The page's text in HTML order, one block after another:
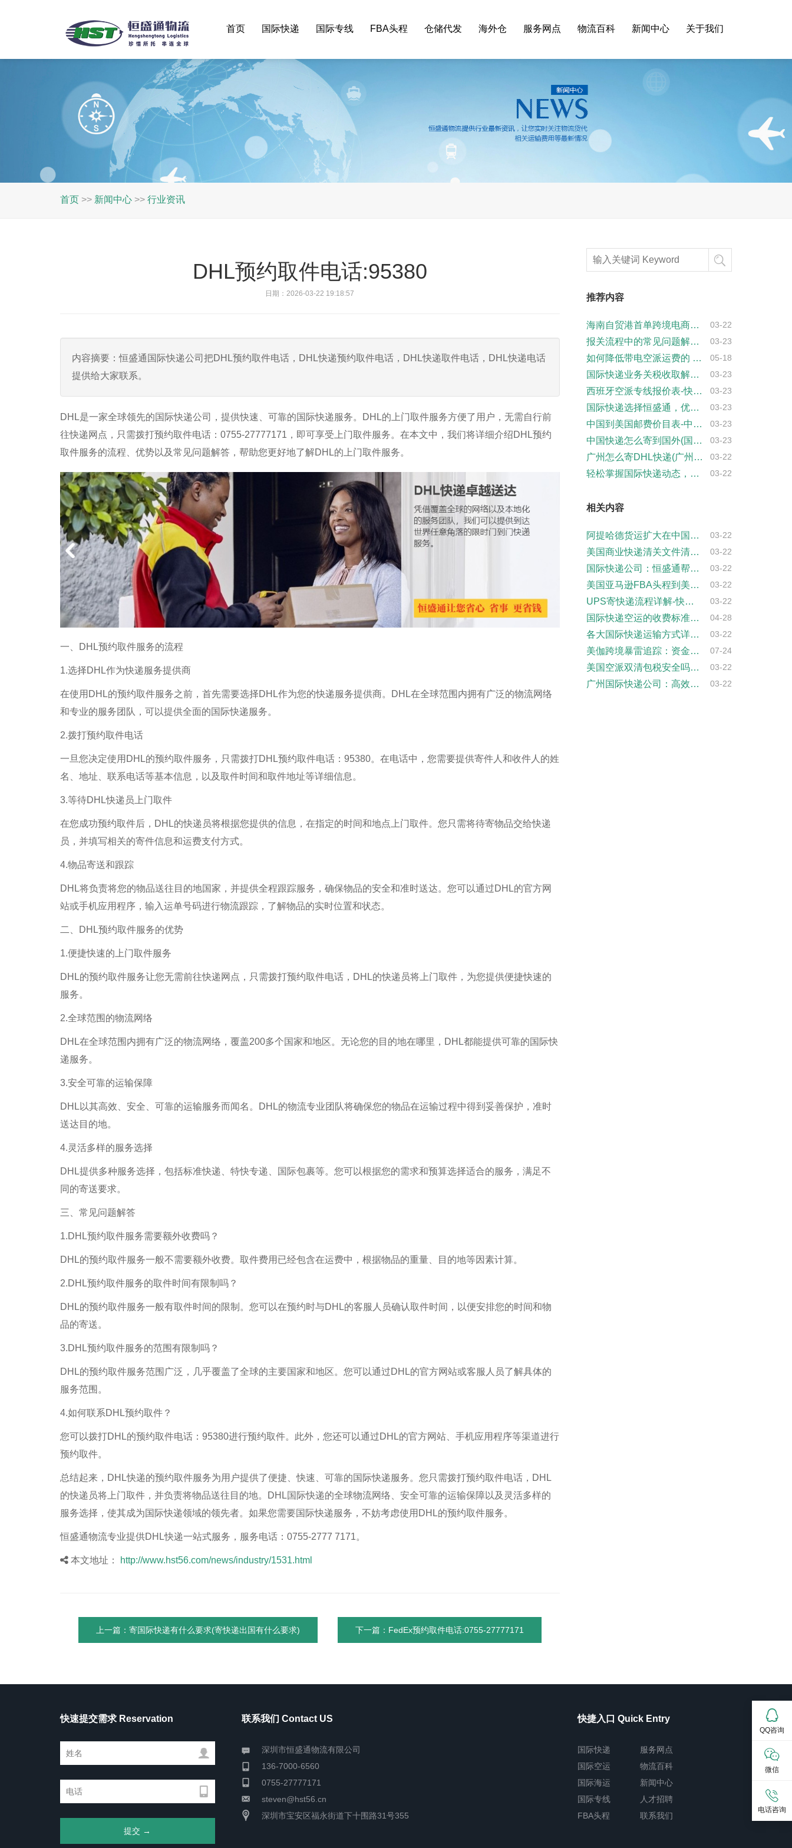
首页 国际快递 国际专线 FBA头程 仓储代发 海外仓 服务网点 物流百科 新闻中心 关于我们
首页 >> 新闻中心 >> 行业资讯
DHL预约取件电话:95380
日期：2026-03-22 19:18:57
内容摘要：恒盛通国际快递公司把DHL预约取件电话，DHL快递预约取件电话，DHL快递取件电话，DHL快递电话
提供给大家联系。
DHL是一家全球领先的国际快递公司，提供快速、可靠的国际快递服务。DHL的上门取件服务方便了用户，无需自行前
往快递网点，只需拨打预约取件电话：0755-27777171，即可享受上门取件服务。在本文中，我们将详细介绍DHL预约
取件服务的流程、优势以及常见问题解答，帮助您更好地了解DHL的上门取件服务。
一、DHL预约取件服务的流程
1.选择DHL作为快递服务提供商
在使用DHL的预约取件服务之前，首先需要选择DHL作为您的快递服务提供商。DHL在全球范围内拥有广泛的物流网络
和专业的服务团队，可以提供全面的国际快递服务。
2.拨打预约取件电话
一旦您决定使用DHL的预约取件服务，只需拨打DHL预约取件电话：95380。在电话中，您需要提供寄件人和收件人的姓
名、地址、联系电话等基本信息，以及取件时间和取件地址等详细信息。
3.等待DHL快递员上门取件
在您成功预约取件后，DHL的快递员将根据您提供的信息，在指定的时间和地点上门取件。您只需将待寄物品交给快递
员，并填写相关的寄件信息和运费支付方式。
4.物品寄送和跟踪
DHL将负责将您的物品送往目的地国家，并提供全程跟踪服务，确保物品的安全和准时送达。您可以通过DHL的官方网
站或手机应用程序，输入运单号码进行物流跟踪，了解物品的实时位置和状态。
二、DHL预约取件服务的优势
1.便捷快速的上门取件服务
DHL的预约取件服务让您无需前往快递网点，只需拨打预约取件电话，DHL的快递员将上门取件，为您提供便捷快速的
服务。
2.全球范围的物流网络
DHL在全球范围内拥有广泛的物流网络，覆盖200多个国家和地区。无论您的目的地在哪里，DHL都能提供可靠的国际快
递服务。
3.安全可靠的运输保障
DHL以其高效、安全、可靠的运输服务而闻名。DHL的物流专业团队将确保您的物品在运输过程中得到妥善保护，准时
送达目的地。
4.灵活多样的服务选择
DHL提供多种服务选择，包括标准快递、特快专递、国际包裹等。您可以根据您的需求和预算选择适合的服务，满足不
同的寄送要求。
三、常见问题解答
1.DHL预约取件服务需要额外收费吗？
DHL的预约取件服务一般不需要额外收费。取件费用已经包含在运费中，根据物品的重量、目的地等因素计算。
2.DHL预约取件服务的取件时间有限制吗？
DHL的预约取件服务一般有取件时间的限制。您可以在预约时与DHL的客服人员确认取件时间，以便安排您的时间和物
品的寄送。
3.DHL预约取件服务的范围有限制吗？
DHL的预约取件服务范围广泛，几乎覆盖了全球的主要国家和地区。您可以通过DHL的官方网站或客服人员了解具体的
服务范围。
4.如何联系DHL预约取件？
您可以拨打DHL的预约取件电话：95380进行预约取件。此外，您还可以通过DHL的官方网站、手机应用程序等渠道进行
预约取件。
总结起来，DHL快递的预约取件服务为用户提供了便捷、快速、可靠的国际快递服务。您只需拨打预约取件电话，DHL
的快递员将上门取件，并负责将物品送往目的地。DHL国际快递的全球物流网络、安全可靠的运输保障以及灵活多样的
服务选择，使其成为国际快递领域的领先者。如果您需要国际快递服务，不妨考虑使用DHL的预约取件服务。
恒盛通物流专业提供DHL快递一站式服务，服务电话：0755-2777 7171。
本文地址： http://www.hst56.com/news/industry/1531.html
上一篇：寄国际快递有什么要求(寄快递出国有什么要求) 下一篇：FedEx预约取件电话:0755-27777171
推荐内容
海南自贸港首单跨境电商B2B直接出口货物··· 03-22
报关流程中的常见问题解答-报关知识分享 03-23
如何降低带电空派运费的 6 个实用技巧 05-18
国际快递业务关税收取解释-最新政策解读 03-23
西班牙空派专线报价表-快速精准的空运价格··· 03-23
国际快递选择恒盛通，优先排仓，价格2-4··· 03-23
中国到美国邮费价目表-中国到美国快递费大··· 03-23
中国快递怎么寄到国外(国际快递寄件流程) 03-23
广州怎么寄DHL快递(广州DHL快递寄件··· 03-22
轻松掌握国际快递动态，UPS全方位查询服··· 03-22
相关内容
阿提哈德货运扩大在中国和印度的业务，开通··· 03-22
美国商业快递清关文件清单-专业清关服务 03-22
国际快递公司：恒盛通帮您实现全球快运梦想 03-22
美国亚马逊FBA头程到美国亚马逊物流操作··· 03-22
UPS寄快递流程详解-快速准确到达目的地 03-22
国际快递空运的收费标准和海运有什么不同？ 04-28
各大国际快递运输方式详细介绍 03-22
美伽跨境暴雷追踪：资金链断裂资不抵债 近··· 07-24
美国空派双清包税安全吗？物流风险详解与解··· 03-22
广州国际快递公司：高效服务背后的秘密 03-22
快速提交需求 Reservation 联系我们 Contact US
深圳市恒盛通物流有限公司
136-7000-6560
0755-27777171
steven@hst56.cn
深圳市宝安区福永街道下十围路31号355
快捷入口 Quick Entry
国际快递
国际空运
国际海运
国际专线
FBA头程
服务网点
物流百科
新闻中心
人才招聘
联系我们
QQ咨询
微信
电话咨询